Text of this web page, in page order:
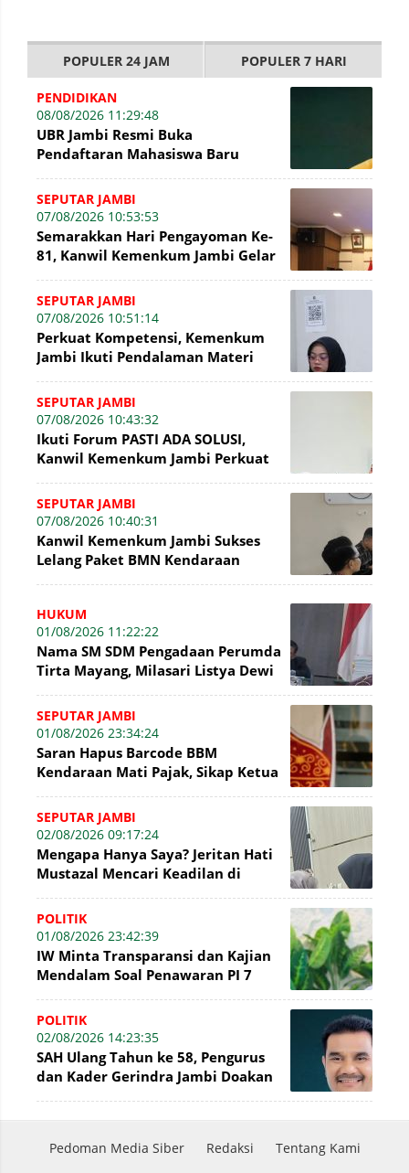
POPULER 24 JAM POPULER 7 HARI
PENDIDIKAN
08/08/2026 11:29:48
UBR Jambi Resmi Buka
Pendaftaran Mahasiswa Baru
2026
SEPUTAR JAMBI
07/08/2026 10:53:53
Semarakkan Hari Pengayoman Ke-
81, Kanwil Kemenkum Jambi Gelar
SEPUTAR JAMBI
07/08/2026 10:51:14
Perkuat Kompetensi, Kemenkum
Jambi Ikuti Pendalaman Materi
Perundang-undangan
SEPUTAR JAMBI
07/08/2026 10:43:32
Ikuti Forum PASTI ADA SOLUSI,
Kanwil Kemenkum Jambi Perkuat
SEPUTAR JAMBI
07/08/2026 10:40:31
Kanwil Kemenkum Jambi Sukses
Lelang Paket BMN Kendaraan
HUKUM
01/08/2026 11:22:22
Nama SM SDM Pengadaan Perumda
Tirta Mayang, Milasari Listya Dewi
SEPUTAR JAMBI
01/08/2026 23:34:24
Saran Hapus Barcode BBM
Kendaraan Mati Pajak, Sikap Ketua
Hukum
SEPUTAR JAMBI
02/08/2026 09:17:24
Mengapa Hanya Saya? Jeritan Hati
Mustazal Mencari Keadilan di
Jambi
POLITIK
01/08/2026 23:42:39
IW Minta Transparansi dan Kajian
Mendalam Soal Penawaran PI 7
POLITIK
02/08/2026 14:23:35
SAH Ulang Tahun ke 58, Pengurus
dan Kader Gerindra Jambi Doakan
Pedoman Media Siber Redaksi Tentang Kami